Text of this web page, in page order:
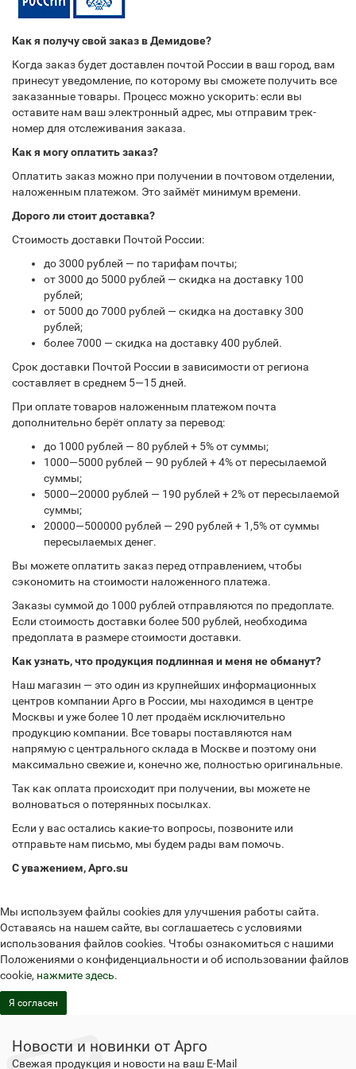
Как я получу свой заказ в Демидове?
Когда заказ будет доставлен почтой России в ваш город, вам
принесут уведомление, по которому вы сможете получить все
заказанные товары. Процесс можно ускорить: если вы
оставите нам ваш электронный адрес, мы отправим трек-
номер для отслеживания заказа.
Как я могу оплатить заказ?
Оплатить заказ можно при получении в почтовом отделении,
наложенным платежом. Это займёт минимум времени.
Дорого ли стоит доставка?
Стоимость доставки Почтой России:
до 3000 рублей — по тарифам почты;
от 3000 до 5000 рублей — скидка на доставку 100
рублей;
от 5000 до 7000 рублей — скидка на доставку 300
рублей;
более 7000 — скидка на доставку 400 рублей.
Срок доставки Почтой России в зависимости от региона
составляет в среднем 5—15 дней.
При оплате товаров наложенным платежом почта
дополнительно берёт оплату за перевод:
до 1000 рублей — 80 рублей + 5% от суммы;
1000—5000 рублей — 90 рублей + 4% от пересылаемой
суммы;
5000—20000 рублей — 190 рублей + 2% от пересылаемой
суммы;
20000—500000 рублей — 290 рублей + 1,5% от суммы
пересылаемых денег.
Вы можете оплатить заказ перед отправлением, чтобы
сэкономить на стоимости наложенного платежа.
Заказы суммой до 1000 рублей отправляются по предоплате.
Если стоимость доставки более 500 рублей, необходима
предоплата в размере стоимости доставки.
Как узнать, что продукция подлинная и меня не обманут?
Наш магазин — это один из крупнейших информационных
центров компании Арго в России, мы находимся в центре
Москвы и уже более 10 лет продаём исключительно
продукцию компании. Все товары поставляются нам
напрямую с центрального склада в Москве и поэтому они
максимально свежие и, конечно же, полностью оригинальные.
Так как оплата происходит при получении, вы можете не
волноваться о потерянных посылках.
Если у вас остались какие-то вопросы, позвоните или
отправьте нам письмо, мы будем рады вам помочь.
С уважением, Арго.su
Мы используем файлы cookies для улучшения работы сайта.
Оставаясь на нашем сайте, вы соглашаетесь с условиями
использования файлов cookies. Чтобы ознакомиться с нашими
Положениями о конфиденциальности и об использовании файлов
cookie, нажмите здесь.
Я согласен
Новости и новинки от Арго
Свежая продукция и новости на ваш E-Mail